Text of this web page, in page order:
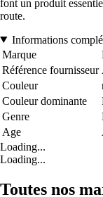
font un produit
route.
Informations
Marque
Référence fournisseur
Couleur
Couleur dominante
Genre
Age
Loading...
Loading...
Toutes nos